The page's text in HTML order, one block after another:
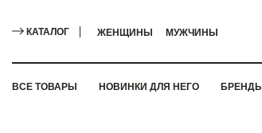
КАТАЛОГ ЖЕНЩИНЫ МУЖЧИНЫ
ВСЕ ТОВАРЫ НОВИНКИ ДЛЯ НЕГО БРЕНДЫ